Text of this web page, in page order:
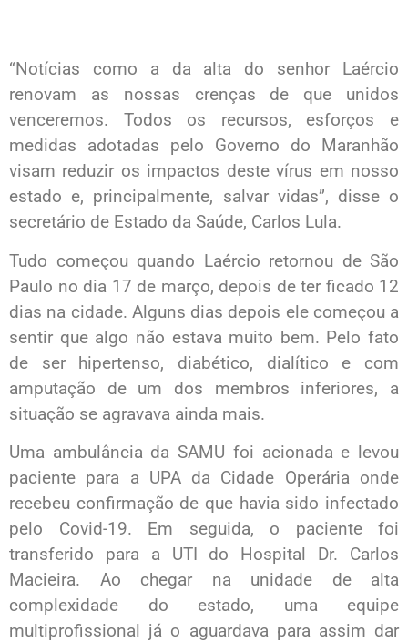
“Notícias como a da alta do senhor Laércio
renovam as nossas crenças de que unidos
venceremos. Todos os recursos, esforços e
medidas adotadas pelo Governo do Maranhão
visam reduzir os impactos deste vírus em nosso
estado e, principalmente, salvar vidas”, disse o
secretário de Estado da Saúde, Carlos Lula.
Tudo começou quando Laércio retornou de São
Paulo no dia 17 de março, depois de ter ficado 12
dias na cidade. Alguns dias depois ele começou a
sentir que algo não estava muito bem. Pelo fato
de ser hipertenso, diabético, dialítico e com
amputação de um dos membros inferiores, a
situação se agravava ainda mais.
Uma ambulância da SAMU foi acionada e levou
paciente para a UPA da Cidade Operária onde
recebeu confirmação de que havia sido infectado
pelo Covid-19. Em seguida, o paciente foi
transferido para a UTI do Hospital Dr. Carlos
Macieira. Ao chegar na unidade de alta
complexidade do estado, uma equipe
multiprofissional já o aguardava para assim dar